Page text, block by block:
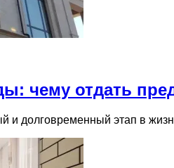
чему отдать
и долговременный этап в